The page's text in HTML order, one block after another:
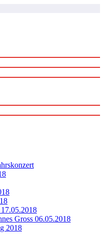
Gross 06.05.2018
2018